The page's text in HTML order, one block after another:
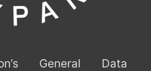
General Data